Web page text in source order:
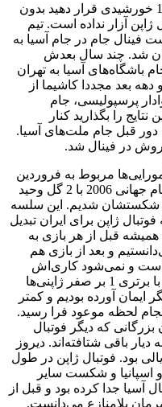
اگر مبنا را به صورت نمادین سال 1370 خورشیدی قرار دهید بدون
آزار نداده است. تیم
فینال جام در جام آسیا به
شد. چند سال بعدش
باشگاه‌های آسیا به تهران
دهه بعد مجددا کاشیما از
چشمان 80 هزار هوادار پرسپولیسی، جام
را بگذارید کنار
دور قبل جام ملت‌های آسیا.
در فینال شد.
مربوط به فروردین
سال 1384 است که در راه صعود به جام جهانی 2006 با 2 گل وحید
شکستشان شدیم. این سلسه
ژاپن برای ایران تبدیل
قبل از هر بازی به
و بعد از بازی هم
است و نمی‌شود کاری‌اش
کرد. نیمه نخست بازی روز گذشته که با برتری 1 بر صفر ژاپنی‌ها
آورده بودیم و کمتر
لحظه موعود فرا رسید.
که دیگر فوتبال
باقی شتافته‌اند. دیروز
بود. فوتبال ژاپن در طول
اسپانیا و شکست سایر
آسیا جدا کرده بود و قبل از
بلامنازع می‌دانست.